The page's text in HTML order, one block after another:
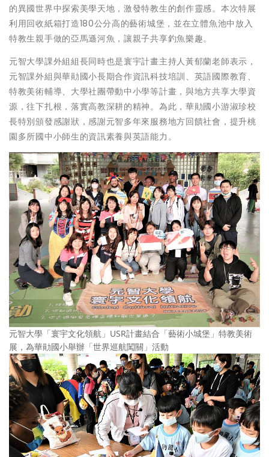
的異國世界中探索美學天地，激發特教生的創作靈感。本次特展
利用回收紙箱打造180公分高的藝術城堡，並在立體魚池中放入
特教生親手做的亞馬遜河魚，讓親子共享釣魚樂趣。
元智大學課外組組長同時也是寰宇計畫主持人黃郁蘭老師表示，
元智課外組與華勛國小長期合作資訊科技培訓、英語國際教育、
特教美術輔導、大學社團帶動中小學等計畫，與地方共享大學資
源，往下扎根，落實高教深耕的精神。為此，華勛國小游淑珍校
長特別頒發感謝狀，感謝元智多年來服務地方回饋社會，提升桃
園多所國中小師生的資訊素養與英語能力。
元智大學「寰宇文化領航」USR計畫結合「藝術小城堡」特教美術
展，為華勛國小舉辦「世界巡航闖關」活動